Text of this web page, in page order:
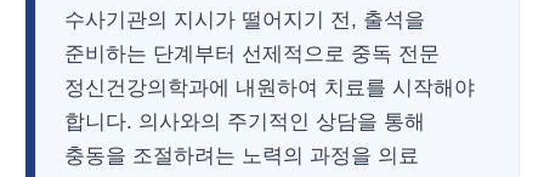
수사기관의 지시가 떨어지기 전, 출석을
준비하는 단계부터 선제적으로 중독 전문
정신건강의학과에 내원하여 치료를 시작해야
합니다. 의사와의 주기적인 상담을 통해
충동을 조절하려는 노력의 과정을 의료